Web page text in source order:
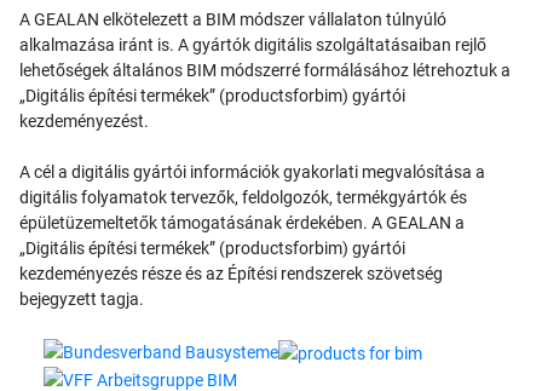
A GEALAN elkötelezett a BIM módszer vállalaton túlnyúló
alkalmazása iránt is. A gyártók digitális szolgáltatásaiban rejlő
lehetőségek általános BIM módszerré formálásához létrehoztuk a
„Digitális építési termékek” (productsforbim) gyártói
kezdeményezést.
A cél a digitális gyártói információk gyakorlati megvalósítása a
digitális folyamatok tervezők, feldolgozók, termékgyártók és
épületüzemeltetők támogatásának érdekében. A GEALAN a
„Digitális építési termékek” (productsforbim) gyártói
kezdeményezés része és az Építési rendszerek szövetség
bejegyzett tagja.